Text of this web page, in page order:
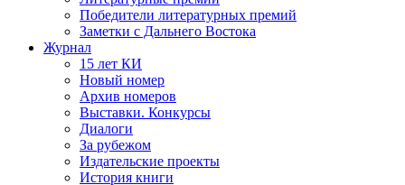
Победители литературных премий
Заметки с Дальнего Востока
Журнал
15 лет КИ
Новый номер
Архив номеров
Выставки. Конкурсы
Диалоги
За рубежом
Издательские проекты
История книги